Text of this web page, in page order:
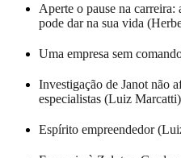
Aperte o pause na
pode dar na sua vida
Uma empresa sem
Investigação de Janot não
especialistas (Luiz Marcatti)
Espírito empreendedor